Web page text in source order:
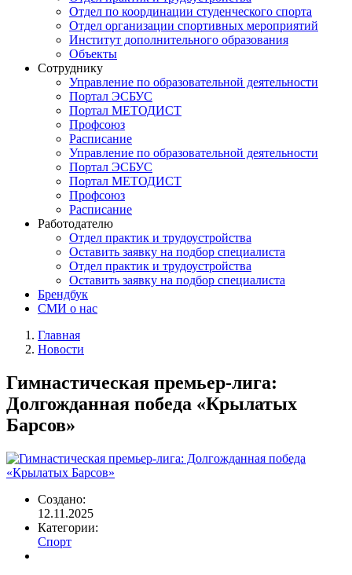
Отдел по координации студенческого спорта
Отдел организации спортивных мероприятий
Институт дополнительного образования
Объекты
Сотруднику
Управление по образовательной деятельности
Портал ЭСБУС
Портал МЕТОДИСТ
Профсоюз
Расписание
Управление по образовательной деятельности
Портал ЭСБУС
Портал МЕТОДИСТ
Профсоюз
Расписание
Работодателю
Отдел практик и трудоустройства
Оставить заявку на подбор специалиста
Отдел практик и трудоустройства
Оставить заявку на подбор специалиста
Брендбук
СМИ о нас
Строка
навигации
Главная
Новости
Гимнастическая премьер-лига:
Долгожданная победа «Крылатых
Барсов»
Создано:
12.11.2025
Категории:
Спорт